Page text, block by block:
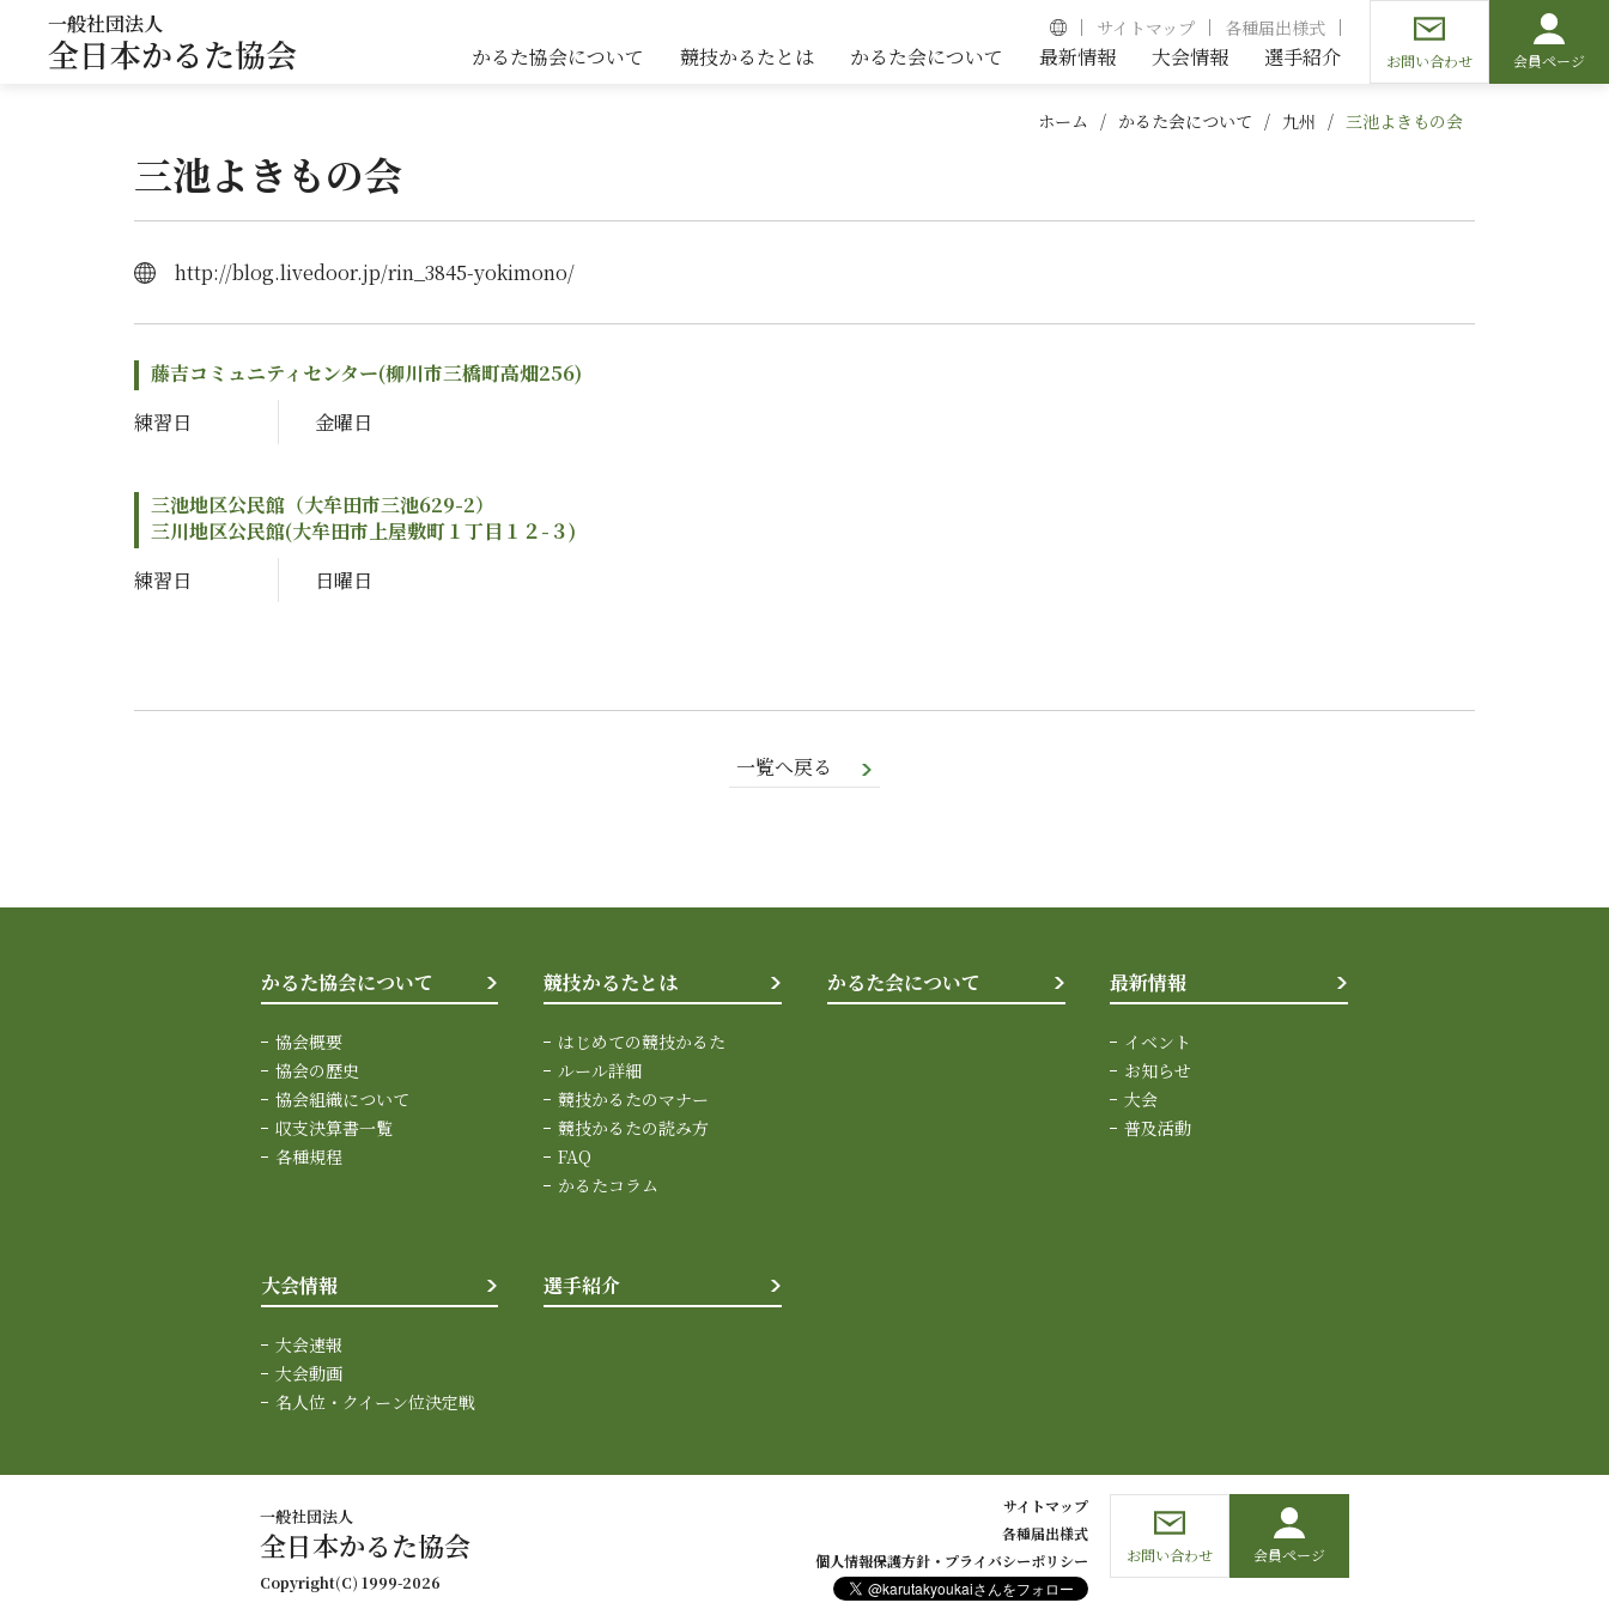
一般社団法人
全日本かるた協会
サイトマップ 各種届出様式
かるた協会について 競技かるたとは かるた会について 最新情報 大会情報 選手紹介 お問い合わせ 会員ページ
ホーム かるた会について 九州 三池よきもの会
三池よきもの会
http://blog.livedoor.jp/rin_3845-yokimono/
藤吉コミュニティセンター(柳川市三橋町高畑256)
練習日
金曜日
三池地区公民館（大牟田市三池629-2）
三川地区公民館(大牟田市上屋敷町１丁目１２-３)
練習日
日曜日
一覧へ戻る
かるた協会について
協会概要
協会の歴史
協会組織について
収支決算書一覧
各種規程
競技かるたとは
はじめての競技かるた
ルール詳細
競技かるたのマナー
競技かるたの読み方
FAQ
かるたコラム
かるた会について 最新情報
イベント
お知らせ
大会
普及活動
大会情報
大会速報
大会動画
名人位・クイーン位決定戦
選手紹介
お問い合わせ 会員ページ
サイトマップ
各種届出様式
個人情報保護方針・プライバシーポリシー
一般社団法人
全日本かるた協会
Copyright(C) 1999-2026